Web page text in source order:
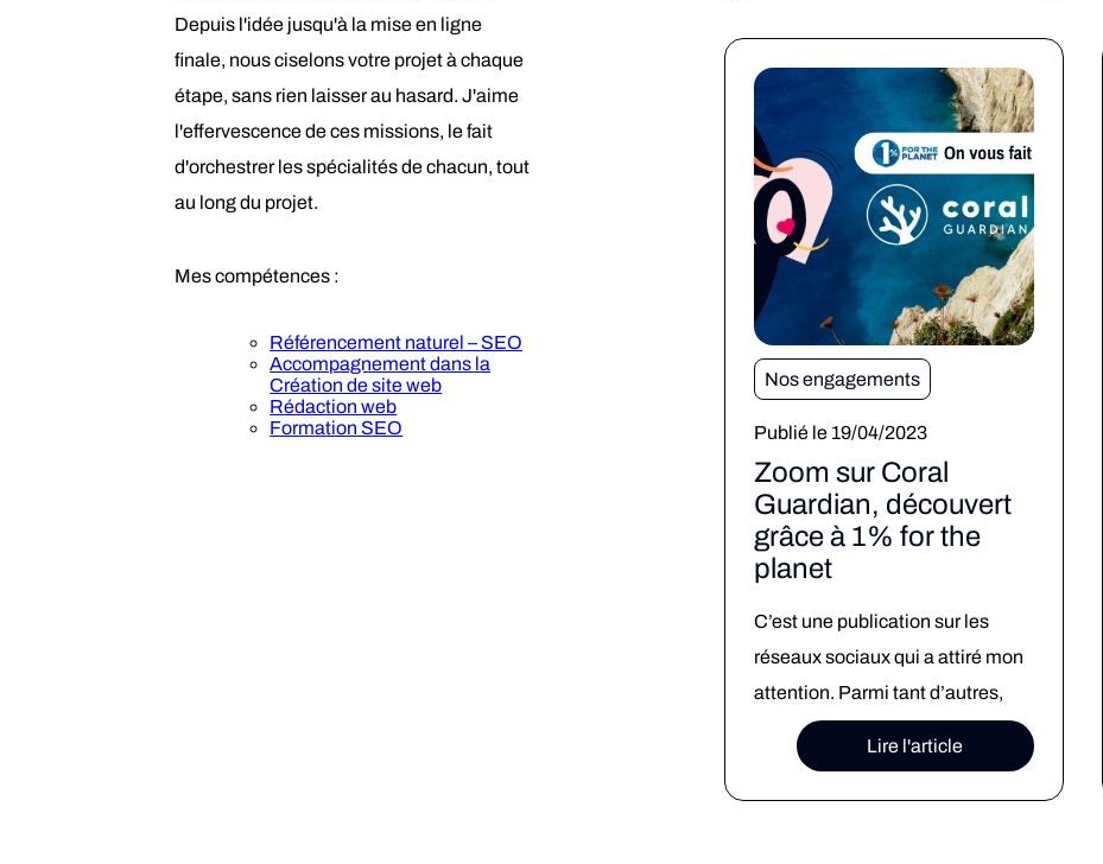
Depuis l'idée jusqu'à la mise en ligne
finale, nous ciselons votre projet à chaque
étape, sans rien laisser au hasard. J'aime
l'effervescence de ces missions, le fait
d'orchestrer les spécialités de chacun, tout
au long du projet.
Mes compétences :
Référencement naturel – SEO
Accompagnement dans la
Création de site web
Rédaction web
Formation SEO
Nos engagements
Publié le 19/04/2023
Zoom sur Coral
Guardian, découvert
grâce à 1% for the
planet
C’est une publication sur les
réseaux sociaux qui a attiré mon
attention. Parmi tant d’autres,
elle racontait l’ « avant-après
sous les mers ». Vous me voyez
venir : Avant une mer immaculée,
Lire l'article